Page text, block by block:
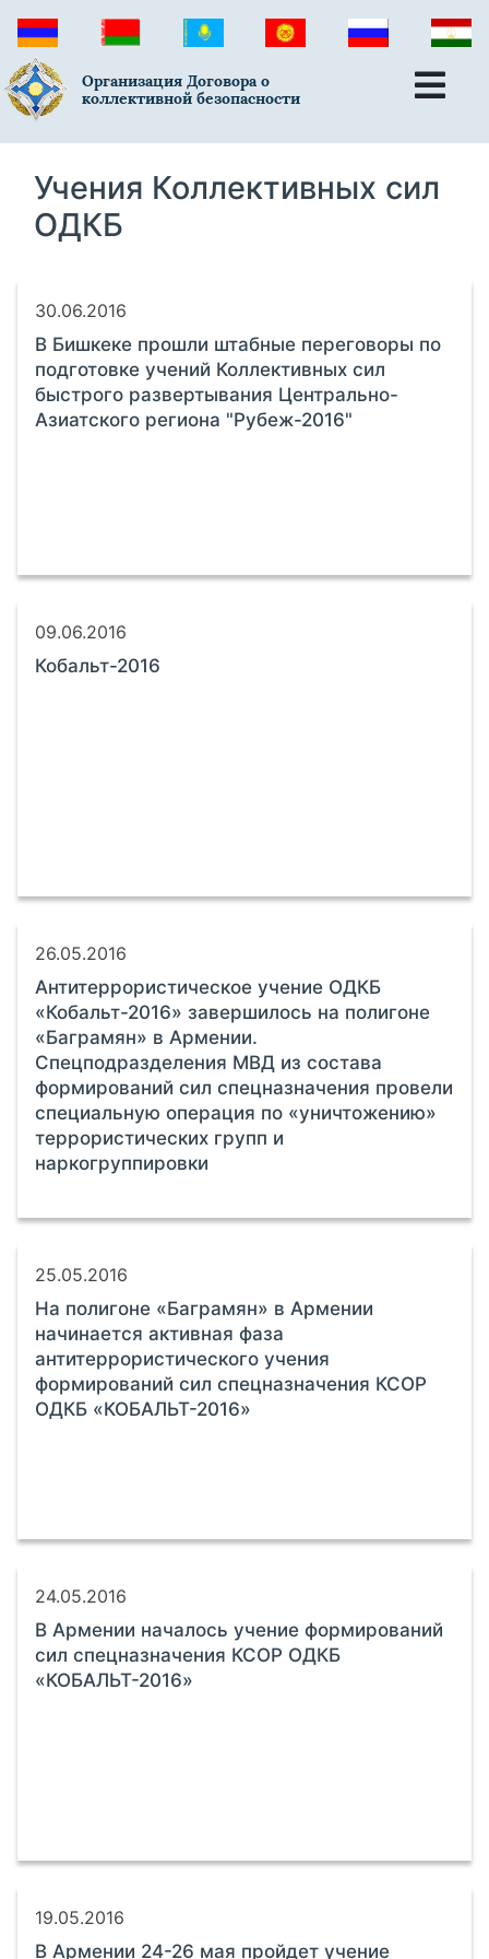
Организация Договора о
коллективной безопасности
Учения Коллективных сил
ОДКБ
30.06.2016
В Бишкеке прошли штабные переговоры по
подготовке учений Коллективных сил
быстрого развертывания Центрально-
Азиатского региона "Рубеж-2016"
09.06.2016
Кобальт-2016
26.05.2016
Антитеррористическое учение ОДКБ
«Кобальт-2016» завершилось на полигоне
«Баграмян» в Армении.
Спецподразделения МВД из состава
формирований сил спецназначения провели
специальную операция по «уничтожению»
террористических групп и
наркогруппировки
25.05.2016
На полигоне «Баграмян» в Армении
начинается активная фаза
антитеррористического учения
формирований сил спецназначения КСОР
ОДКБ «КОБАЛЬТ-2016»
24.05.2016
В Армении началось учение формирований
сил спецназначения КСОР ОДКБ
«КОБАЛЬТ-2016»
19.05.2016
В Армении 24-26 мая пройдет учение